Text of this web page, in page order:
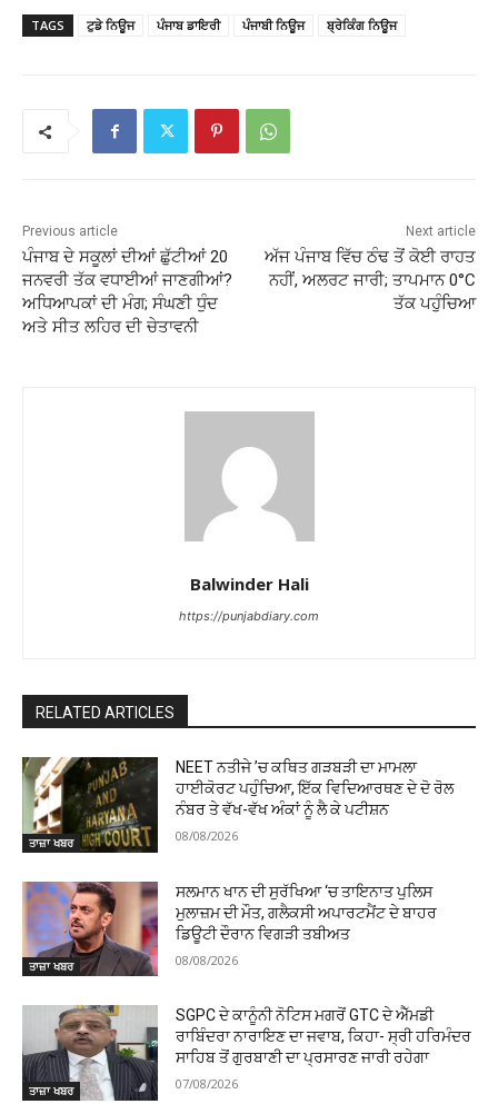
TAGS ਟੁਡੇ ਨਿਊਜ ਪੰਜਾਬ ਡਾਇਰੀ ਪੰਜਾਬੀ ਨਿਊਜ ਬ੍ਰੇਕਿੰਗ ਨਿਊਜ
Previous article
ਪੰਜਾਬ ਦੇ ਸਕੂਲਾਂ ਦੀਆਂ ਛੁੱਟੀਆਂ 20
ਜਨਵਰੀ ਤੱਕ ਵਧਾਈਆਂ ਜਾਣਗੀਆਂ?
ਅਧਿਆਪਕਾਂ ਦੀ ਮੰਗ; ਸੰਘਣੀ ਧੁੰਦ
ਅਤੇ ਸੀਤ ਲਹਿਰ ਦੀ ਚੇਤਾਵਨੀ
Next article
ਅੱਜ ਪੰਜਾਬ ਵਿੱਚ ਠੰਢ ਤੋਂ ਕੋਈ ਰਾਹਤ
ਨਹੀਂ, ਅਲਰਟ ਜਾਰੀ; ਤਾਪਮਾਨ 0°C
ਤੱਕ ਪਹੁੰਚਿਆ
Balwinder Hali
https://punjabdiary.com
RELATED ARTICLES
ਤਾਜ਼ਾ ਖਬਰ
NEET ਨਤੀਜੇ ’ਚ ਕਥਿਤ ਗੜਬੜੀ ਦਾ ਮਾਮਲਾ
ਹਾਈਕੋਰਟ ਪਹੁੰਚਿਆ, ਇੱਕ ਵਿਦਿਆਰਥਣ ਦੇ ਦੋ ਰੋਲ
ਨੰਬਰ ਤੇ ਵੱਖ-ਵੱਖ ਅੰਕਾਂ ਨੂੰ ਲੈ ਕੇ ਪਟੀਸ਼ਨ
08/08/2026
ਤਾਜ਼ਾ ਖਬਰ
ਸਲਮਾਨ ਖਾਨ ਦੀ ਸੁਰੱਖਿਆ ‘ਚ ਤਾਇਨਾਤ ਪੁਲਿਸ
ਮੁਲਾਜ਼ਮ ਦੀ ਮੌਤ, ਗਲੈਕਸੀ ਅਪਾਰਟਮੈਂਟ ਦੇ ਬਾਹਰ
ਡਿਊਟੀ ਦੌਰਾਨ ਵਿਗੜੀ ਤਬੀਅਤ
08/08/2026
ਤਾਜ਼ਾ ਖਬਰ
SGPC ਦੇ ਕਾਨੂੰਨੀ ਨੋਟਿਸ ਮਗਰੋਂ GTC ਦੇ ਐੱਮਡੀ
ਰਾਬਿੰਦਰਾ ਨਾਰਾਇਣ ਦਾ ਜਵਾਬ, ਕਿਹਾ- ਸ੍ਰੀ ਹਰਿਮੰਦਰ
ਸਾਹਿਬ ਤੋਂ ਗੁਰਬਾਣੀ ਦਾ ਪ੍ਰਸਾਰਣ ਜਾਰੀ ਰਹੇਗਾ
07/08/2026